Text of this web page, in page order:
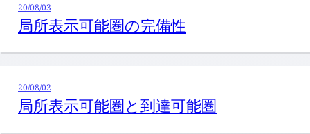
20/08/03
局所表示可能圏の完備性
20/08/02
局所表示可能圏と到達可能圏